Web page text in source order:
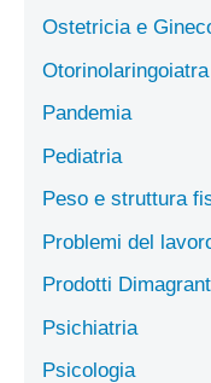
Ostetricia e
Otorinolaringoiatra
Pandemia
Pediatria
Peso e struttura
Problemi del
Prodotti
Psichiatria
Psicologia